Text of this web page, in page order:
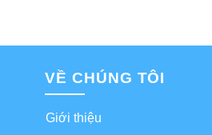
VỀ CHÚNG TÔI
Giới thiệu